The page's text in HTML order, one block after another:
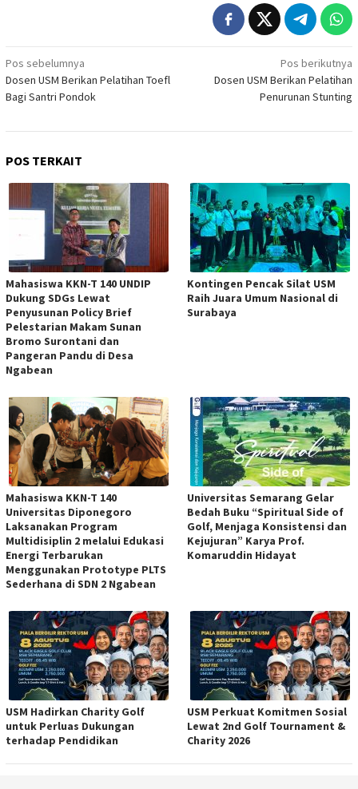
Navigasi
pos
Pos sebelumnya
Dosen USM Berikan Pelatihan Toefl
Bagi Santri Pondok
Pos berikutnya
Dosen USM Berikan Pelatihan
Penurunan Stunting
POS TERKAIT
Mahasiswa KKN-T 140 UNDIP
Dukung SDGs Lewat
Penyusunan Policy Brief
Pelestarian Makam Sunan
Bromo Surontani dan
Pangeran Pandu di Desa
Ngabean
Kontingen Pencak Silat USM
Raih Juara Umum Nasional di
Surabaya
Mahasiswa KKN-T 140
Universitas Diponegoro
Laksanakan Program
Multidisiplin 2 melalui Edukasi
Energi Terbarukan
Menggunakan Prototype PLTS
Sederhana di SDN 2 Ngabean
Universitas Semarang Gelar
Bedah Buku “Spiritual Side of
Golf, Menjaga Konsistensi dan
Kejujuran” Karya Prof.
Komaruddin Hidayat
USM Hadirkan Charity Golf
untuk Perluas Dukungan
terhadap Pendidikan
USM Perkuat Komitmen Sosial
Lewat 2nd Golf Tournament &
Charity 2026